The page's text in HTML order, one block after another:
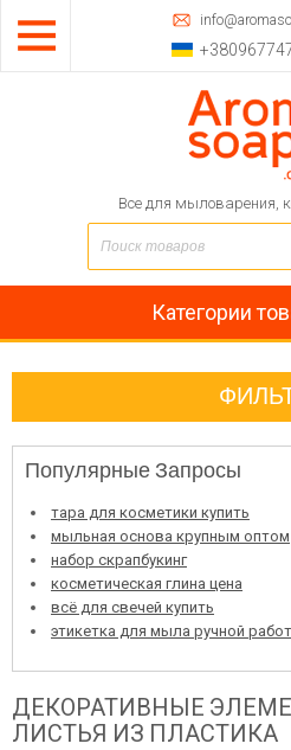
Все для мыловарения,
Категории
Популярные Запросы
тара для косметики купить
мыльная основа крупным оптом
набор скрапбукинг
косметическая глина цена
всё для свечей купить
этикетка для мыла ручной
ДЕКОРАТИВНЫЕ
ЛИСТЬЯ ИЗ ПЛАСТИКА